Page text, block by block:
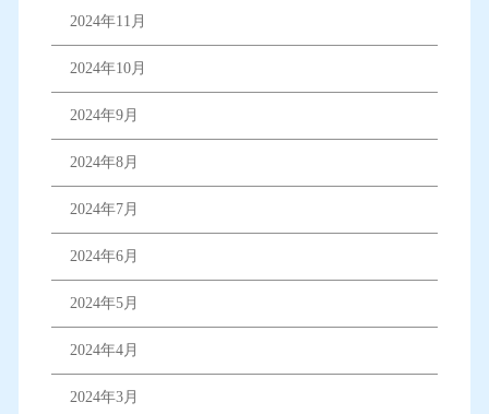
2024年11月
2024年10月
2024年9月
2024年8月
2024年7月
2024年6月
2024年5月
2024年4月
2024年3月